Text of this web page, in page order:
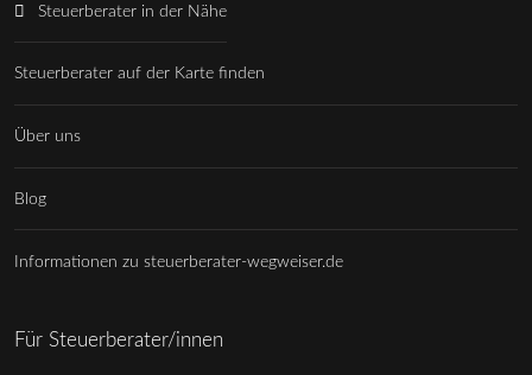
Steuerberater in der Nähe
Steuerberater auf der Karte finden
Über uns
Blog
Informationen zu steuerberater-wegweiser.de
Für Steuerberater/innen